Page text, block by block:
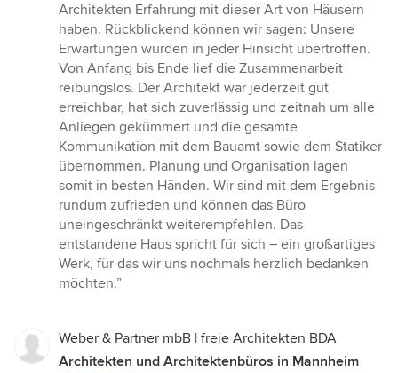
Sternen
Architekten Erfahrung mit dieser Art von Häusern
haben. Rückblickend können wir sagen: Unsere
Erwartungen wurden in jeder Hinsicht übertroffen.
Von Anfang bis Ende lief die Zusammenarbeit
reibungslos. Der Architekt war jederzeit gut
erreichbar, hat sich zuverlässig und zeitnah um alle
Anliegen gekümmert und die gesamte
Kommunikation mit dem Bauamt sowie dem Statiker
übernommen. Planung und Organisation lagen
somit in besten Händen. Wir sind mit dem Ergebnis
rundum zufrieden und können das Büro
uneingeschränkt weiterempfehlen. Das
entstandene Haus spricht für sich – ein großartiges
Werk, für das wir uns nochmals herzlich bedanken
möchten.”
Weber & Partner mbB | freie Architekten BDA
Architekten und Architektenbüros in Mannheim